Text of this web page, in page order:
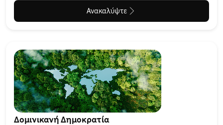
Ανακαλύψτε
Δομινικανή Δημοκρατία